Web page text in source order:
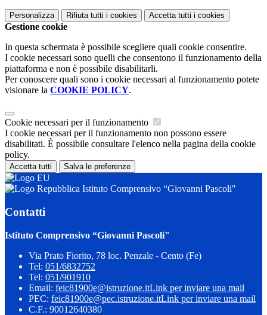
Personalizza Rifiuta tutti i cookies Accetta tutti i cookies
Gestione cookie
In questa schermata è possibile scegliere quali cookie consentire.
I cookie necessari sono quelli che consentono il funzionamento della
piattaforma e non è possibile disabilitarli.
Per conoscere quali sono i cookie necessari al funzionamento potete
visionare la COOKIE POLICY.
Cookie necessari per il funzionamento
I cookie necessari per il funzionamento non possono essere
disabilitati. È possibile consultare l'elenco nella pagina della cookie
policy.
Accetta tutti Salva le preferenze
Istituto Comprensivo “Giovanni Pascoli"
Contatti
Istituto Comprensivo “Giovanni Pascoli"
Via Prato Fiorito, 78 loc. Penzale - Cento (Fe)
Tel: 051/6832752
Tel: 051/901910
Email: feic81900e@istruzione.itLink per inviare una mail
PEC: feic81900e@pec.istruzione.itLink per inviare una mail
C.F.: 90012640380